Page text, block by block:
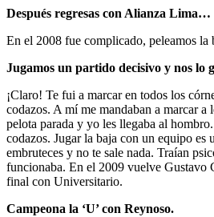
Después regresas con Alianza Lima…
En el 2008 fue complicado, peleamos la
Jugamos un partido decisivo y nos lo
¡Claro! Te fui a marcar en todos los
codazos. A mí me mandaban a marcar a
pelota parada y yo les llegaba al
codazos. Jugar la baja con un equipo es
embruteces y no te sale nada. Traían
funcionaba. En el 2009 vuelve Gustavo
final con Universitario.
Campeona la ‘U’ con Reynoso.